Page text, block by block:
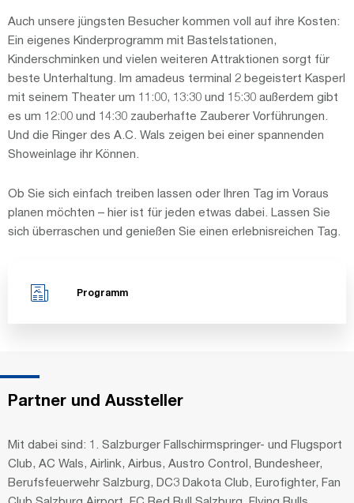
Auch unsere jüngsten Besucher kommen voll auf ihre Kosten:
Ein eigenes Kinderprogramm mit Bastelstationen,
Kinderschminken und vielen weiteren Attraktionen sorgt für
beste Unterhaltung. Im amadeus terminal 2 begeistert Kasperl
mit seinem Theater um 11:00, 13:30 und 15:30 außerdem gibt
es um 12:00 und 14:30 zauberhafte Zauberer Vorführungen.
Und die Ringer des A.C. Wals zeigen bei einer spannenden
Showeinlage ihr Können.
Ob Sie sich einfach treiben lassen oder Ihren Tag im Voraus
planen möchten – hier ist für jeden etwas dabei. Lassen Sie
sich überraschen und genießen Sie einen erlebnisreichen Tag.
Programm
Partner und Aussteller
Mit dabei sind: 1. Salzburger Fallschirmspringer- und Flugsport
Club, AC Wals, Airlink, Airbus, Austro Control, Bundesheer,
Berufsfeuerwehr Salzburg, DC3 Dakota Club, Eurofighter, Fan